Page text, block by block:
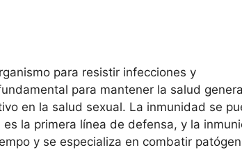
para resistir infecciones y
para mantener la salud
en la salud sexual. La inmunidad se
la primera línea de defensa, y la
y se especializa en combatir